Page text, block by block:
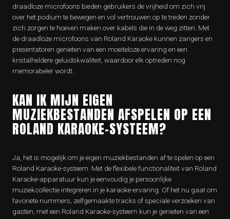
draadloze microfoons bieden gebruikers de vrijheid om zich vrij
over het podium te bewegen en vol vertrouwen op te treden zonder
zich zorgen te hoeven maken over kabels die in de weg zitten. Met
de draadloze microfoons van Roland Karaoke kunnen zangers en
presentatoren genieten van een moeiteloze ervaring en een
kristalheldere geluidskwaliteit, waardoor elk optreden nog
memorabeler wordt.
KAN IK MIJN EIGEN
MUZIEKBESTANDEN AFSPELEN OP EEN
ROLAND KARAOKE-SYSTEEM?
Ja, het is mogelijk om je eigen muziekbestanden af te spelen op een
Roland Karaoke-systeem. Met de flexibele functionaliteit van Roland
Karaoke-apparatuur kun je eenvoudig je persoonlijke
muziekcollectie integreren in je karaoke-ervaring. Of het nu gaat om
favoriete nummers, zelfgemaakte tracks of speciale verzoeken van
gasten, met een Roland Karaoke-systeem kun je genieten van een